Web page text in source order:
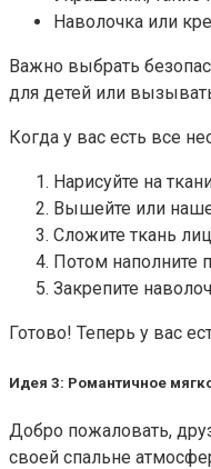
Наволочка или
Важно выбрать
для детей или
Когда у вас есть все
Нарисуйте на
Вышейте или
Сложите ткань
Потом наполните
Закрепите
Готово! Теперь у вас
Идея 3: Романтичное
Добро пожаловать,
своей спальне